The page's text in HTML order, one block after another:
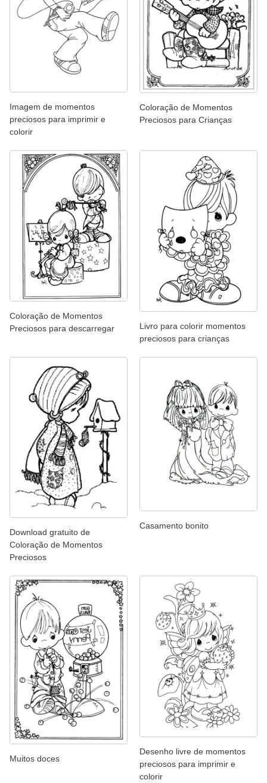
Imagem de momentos
preciosos para imprimir e
colorir
Coloração de Momentos
Preciosos para Crianças
Coloração de Momentos
Preciosos para descarregar
Livro para colorir momentos
preciosos para crianças
Download gratuito de
Coloração de Momentos
Preciosos
Casamento bonito
Muitos doces
Desenho livre de momentos
preciosos para imprimir e
colorir